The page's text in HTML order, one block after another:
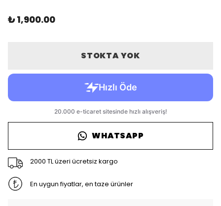
₺ 1,900.00
STOKTA YOK
WHATSAPP
2000 TL üzeri ücretsiz kargo
En uygun fiyatlar, en taze ürünler